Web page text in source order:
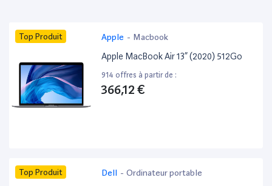
Top Produit Apple - Macbook
Apple MacBook Air 13” (2020) 512Go
914 offres à partir de :
366,12 €
Top Produit Dell - Ordinateur portable